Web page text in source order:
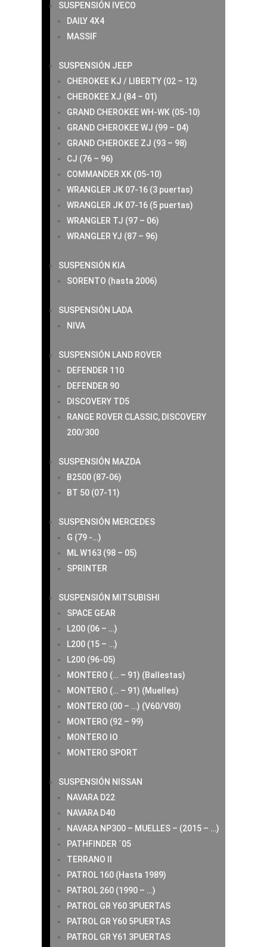
SUSPENSIÓN IVECO
DAILY 4X4
MASSIF
SUSPENSIÓN JEEP
CHEROKEE KJ / LIBERTY (02 – 12)
CHEROKEE XJ (84 – 01)
GRAND CHEROKEE WH-WK (05-10)
GRAND CHEROKEE WJ (99 – 04)
GRAND CHEROKEE ZJ (93 – 98)
CJ (76 – 96)
COMMANDER XK (05-10)
WRANGLER JK 07-16 (3 puertas)
WRANGLER JK 07-16 (5 puertas)
WRANGLER TJ (97 – 06)
WRANGLER YJ (87 – 96)
SUSPENSIÓN KIA
SORENTO (hasta 2006)
SUSPENSIÓN LADA
NIVA
SUSPENSIÓN LAND ROVER
DEFENDER 110
DEFENDER 90
DISCOVERY TD5
RANGE ROVER CLASSIC, DISCOVERY
200/300
SUSPENSIÓN MAZDA
B2500 (87-06)
BT 50 (07-11)
SUSPENSIÓN MERCEDES
G (79 -…)
ML W163 (98 – 05)
SPRINTER
SUSPENSIÓN MITSUBISHI
SPACE GEAR
L200 (06 – …)
L200 (15 – …)
L200 (96-05)
MONTERO (… – 91) (Ballestas)
MONTERO (… – 91) (Muelles)
MONTERO (00 – …) (V60/V80)
MONTERO (92 – 99)
MONTERO IO
MONTERO SPORT
SUSPENSIÓN NISSAN
NAVARA D22
NAVARA D40
NAVARA NP300 – MUELLES – (2015 – …)
PATHFINDER ´05
TERRANO II
PATROL 160 (Hasta 1989)
PATROL 260 (1990 – …)
PATROL GR Y60 3PUERTAS
PATROL GR Y60 5PUERTAS
PATROL GR Y61 3PUERTAS